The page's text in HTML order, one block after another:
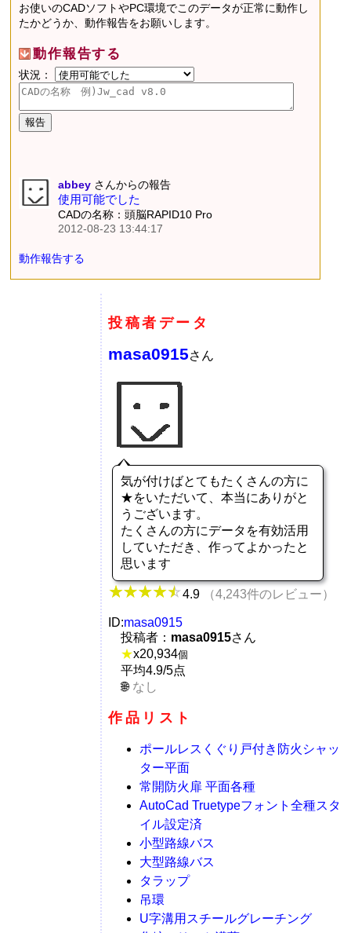
お使いのCADソフトやPC環境でこのデータが正常に動作し
たかどうか、動作報告をお願いします。
動作報告する
状況：
abbey さんからの報告
使用可能でした
CADの名称：頭脳RAPID10 Pro
2012-08-23 13:44:17
動作報告する
投稿者データ
masa0915さん
気が付けばとてもたくさんの方に
★をいただいて、本当にありがと
うございます。
たくさんの方にデータを有効活用
していただき、作ってよかったと
思います
4.9 （4,243件のレビュー）
ID:masa0915
投稿者： masa0915さん
★x20,934個
平均4.9/5点
なし
作品リスト
ポールレスくぐり戸付き防火シャッ
ター平面
常開防火扉 平面各種
AutoCad Truetypeフォント全種スタ
イル設定済
小型路線バス
大型路線バス
タラップ
吊環
U字溝用スチールグレーチング